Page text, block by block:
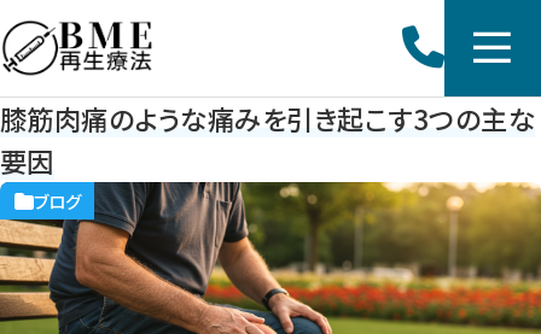
膝筋肉痛のような痛みを引き起こす3つの主な
要因
ブログ